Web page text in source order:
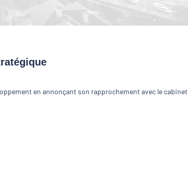
en annonçant son rapprochement avec le cabinet